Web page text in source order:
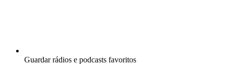
Guardar rádios e podcasts favoritos